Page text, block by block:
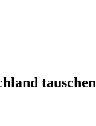
tauschen